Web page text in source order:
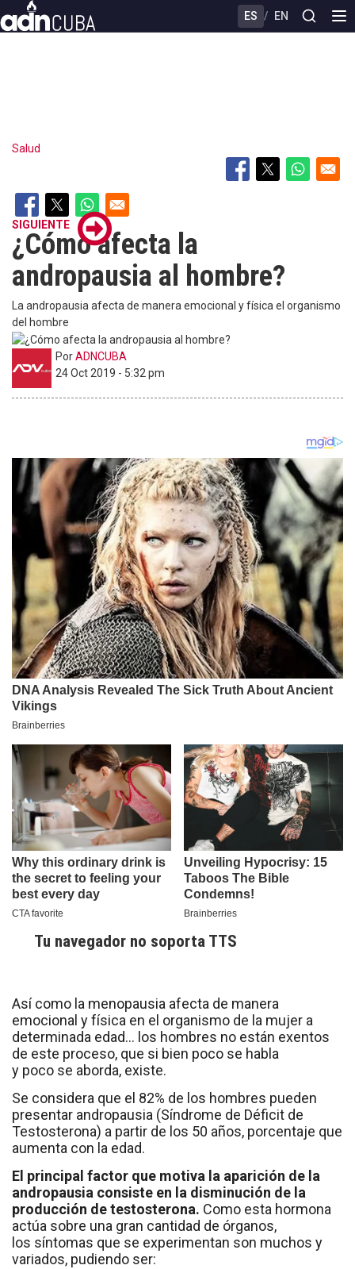
to
ES / EN
Salud
SIGUIENTE
¿Cómo afecta la
andropausia al hombre?
La andropausia afecta de manera emocional y física el organismo
del hombre
PorADNCUBA
24 Oct 2019 - 5:32 pm
Tu navegador no soporta TTS
Así como la menopausia afecta de manera
emocional y física en el organismo de la mujer a
determinada edad… los hombres no están exentos
de este proceso, que si bien poco se habla
y poco se aborda, existe.
Se considera que el 82% de los hombres pueden
presentar andropausia (Síndrome de Déficit de
Testosterona) a partir de los 50 años, porcentaje que
aumenta con la edad.
El principal factor que motiva la aparición de la
andropausia consiste en la disminución de la
producción de testosterona. Como esta hormona
actúa sobre una gran cantidad de órganos,
los síntomas que se experimentan son muchos y
variados, pudiendo ser: